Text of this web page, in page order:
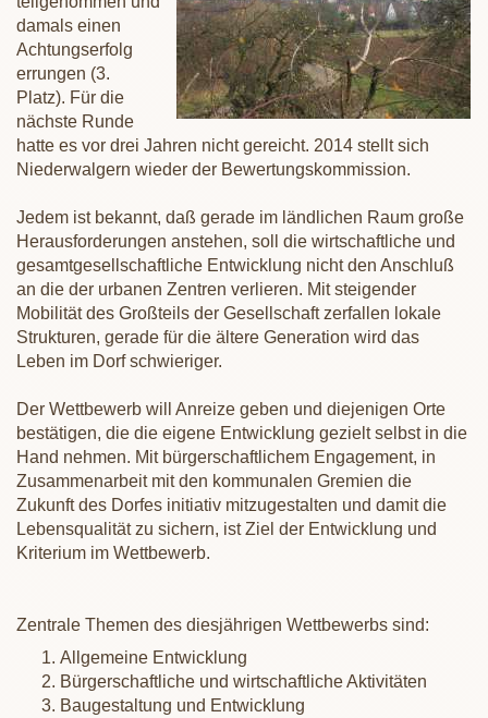
damals einen
Achtungserfolg
errungen (3.
Platz). Für die
nächste Runde
hatte es vor drei Jahren nicht gereicht. 2014 stellt sich
Niederwalgern wieder der Bewertungskommission.
Jedem ist bekannt, daß gerade im ländlichen Raum große
Herausforderungen anstehen, soll die wirtschaftliche und
gesamtgesellschaftliche Entwicklung nicht den Anschluß
an die der urbanen Zentren verlieren. Mit steigender
Mobilität des Großteils der Gesellschaft zerfallen lokale
Strukturen, gerade für die ältere Generation wird das
Leben im Dorf schwieriger.
Der Wettbewerb will Anreize geben und diejenigen Orte
bestätigen, die die eigene Entwicklung gezielt selbst in die
Hand nehmen. Mit bürgerschaftlichem Engagement, in
Zusammenarbeit mit den kommunalen Gremien die
Zukunft des Dorfes initiativ mitzugestalten und damit die
Lebensqualität zu sichern, ist Ziel der Entwicklung und
Kriterium im Wettbewerb.
Zentrale Themen des diesjährigen Wettbewerbs sind:
Allgemeine Entwicklung
Bürgerschaftliche und wirtschaftliche Aktivitäten
Baugestaltung und Entwicklung